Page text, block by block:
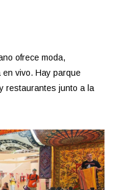
ofrece moda,
vivo. Hay parque
restaurantes junto a la